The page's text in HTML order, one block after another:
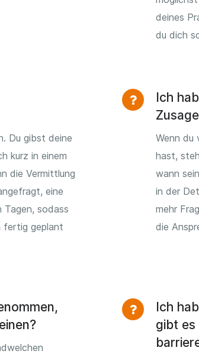
deines
du dich
Du gibst deine
kurz in einem
die Vermittlung
eine
Tagen, sodass
fertig geplant
Ich
Wenn du
hast,
wann
in der
mehr
die
Ich
gibt es